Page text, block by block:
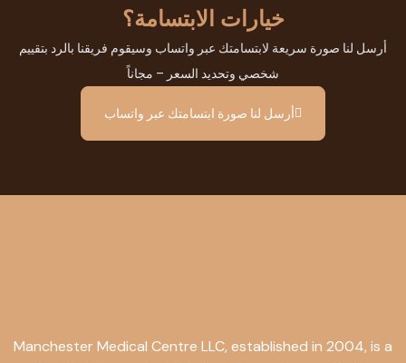
خيارات الابتسامة؟
أرسل لنا صورة سريعة لابتسامتك عبر واتساب وسيقوم فريقنا بالرد بتقييم
شخصي وتحديد السعر – مجاناً
أرسل لنا صورة ابتسامتك عبر واتساب
Manchester Medical Centre LLC, established in 2004, is a